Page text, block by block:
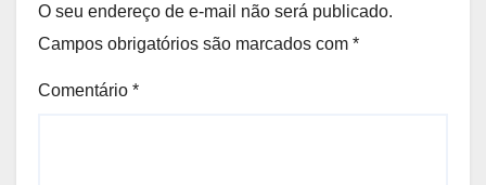
O seu endereço de e-mail não será publicado.
Campos obrigatórios são marcados com *
Comentário *